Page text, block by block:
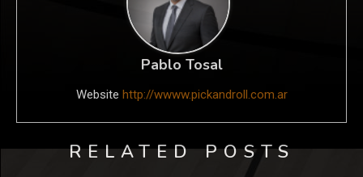
Pablo Tosal
Website http://wwww.pickandroll.com.ar
RELATED POSTS